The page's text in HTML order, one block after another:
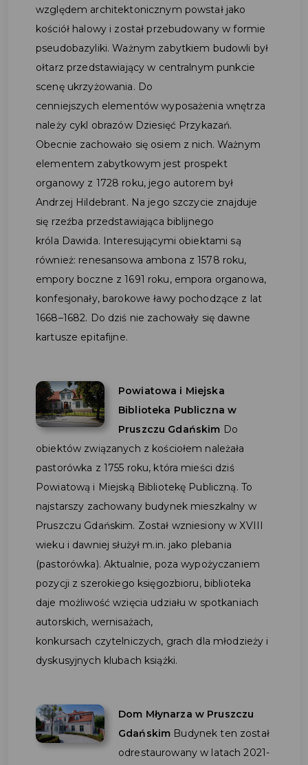
względem architektonicznym powstał jako
kościół halowy i został przebudowany w formie
pseudobazyliki. Ważnym zabytkiem budowli był
ołtarz przedstawiający w centralnym punkcie
scenę ukrzyżowania. Do
cenniejszych elementów wyposażenia wnętrza
należy cykl obrazów Dziesięć Przykazań.
Obecnie zachowało się osiem z nich. Ważnym
elementem zabytkowym jest prospekt
organowy z 1728 roku, jego autorem był
Andrzej Hildebrant. Na jego szczycie znajduje
się rzeźba przedstawiająca biblijnego
króla Dawida. Interesującymi obiektami są
również: renesansowa ambona z 1578 roku,
empory boczne z 1691 roku, empora organowa,
konfesjonały, barokowe ławy pochodzące z lat
1668–1682. Do dziś nie zachowały się dawne
kartusze epitafijne.
Powiatowa i Miejska
Biblioteka Publiczna w
Pruszczu Gdańskim Do
obiektów związanych z kościołem należała
pastorówka z 1755 roku, która mieści dziś
Powiatową i Miejską Bibliotekę Publiczną. To
najstarszy zachowany budynek mieszkalny w
Pruszczu Gdańskim. Został wzniesiony w XVIII
wieku i dawniej służył m.in. jako plebania
(pastorówka). Aktualnie, poza wypożyczaniem
pozycji z szerokiego księgozbioru, biblioteka
daje możliwość wzięcia udziału w spotkaniach
autorskich, wernisażach,
konkursach czytelniczych, grach dla młodzieży i
dyskusyjnych klubach książki.
Dom Młynarza w Pruszczu
Gdańskim Budynek ten został
odrestaurowany w latach 2021-